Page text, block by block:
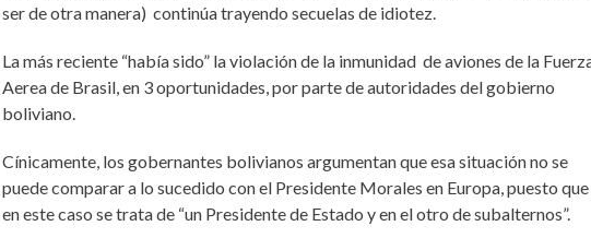
ser de otra manera) continúa trayendo secuelas de idiotez.
La más reciente “había sido” la violación de la inmunidad de aviones de la
Aerea de Brasil, en 3 oportunidades, por parte de autoridades del gobierno
boliviano.
Cínicamente, los gobernantes bolivianos argumentan que esa situación no se
puede comparar a lo sucedido con el Presidente Morales en Europa, puesto que
en este caso se trata de “un Presidente de Estado y en el otro de subalternos”.